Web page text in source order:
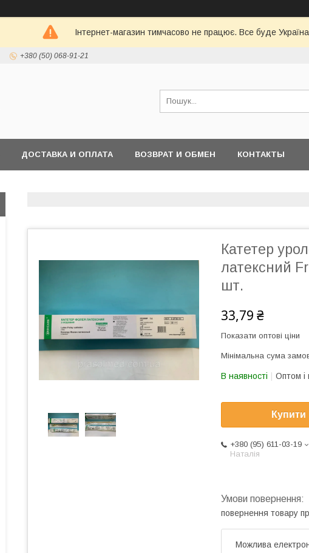
Інтернет-магазин тимчасово не працює. Все буде
+380 (50) 068-91-21
ДОСТАВКА И ОПЛАТА ВОЗВРАТ И ОБМЕН КОНТАКТЫ
Катетер
латексний
шт.
33,79 ₴
Показати оптові ціни
Мінімальна сума
В наявності Оптом і
Купити
+380 (95) 611-03-19
Наталія
повернення товару